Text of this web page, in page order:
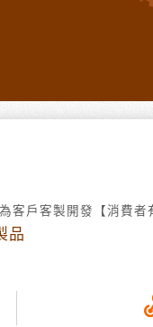
客戶客製開發【消費
品